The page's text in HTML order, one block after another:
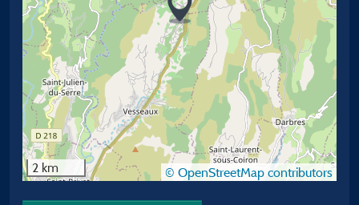
2 km © OpenStreetMap contributors